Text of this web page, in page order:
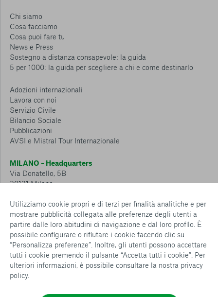
Utilizziamo cookie propri e di terzi per finalità analitiche e per
mostrare pubblicità collegata alle preferenze degli utenti a
partire dalle loro abitudini di navigazione e dal loro profilo. È
possibile configurare o rifiutare i cookie facendo clic su
“Personalizza preferenze”. Inoltre, gli utenti possono accettare
tutti i cookie premendo il pulsante “Accetta tutti i cookie”. Per
ulteriori informazioni, è possibile consultare la nostra privacy
policy.
Chi siamo
Cosa facciamo
Cosa puoi fare tu
News e Press
Sostegno a distanza consapevole: la guida
5 per 1000: la guida per scegliere a chi e come destinarlo
Adozioni internazionali
Lavora con noi
Servizio Civile
Bilancio Sociale
Pubblicazioni
AVSI e Mistral Tour Internazionale
MILANO – Headquarters
Via Donatello, 5B
20131 Milano
CESENA – Sostegno a distanza
Via Padre Vicinio da Sarsina, 216
47521 Cesena
Tel.: 0547 360 811
Detrazioni e deduzioni fiscali sulle donazioni: cosa sapere e
come usufruirne